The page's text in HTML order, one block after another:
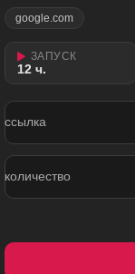
google.com
ЗАПУСК
12 ч.
ссылка
количество